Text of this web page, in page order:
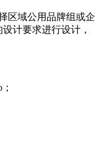
区域公用品牌组或企
计要求进行设计，